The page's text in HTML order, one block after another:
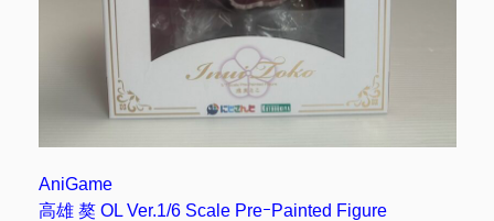
AniGame
高雄 獒 OL Ver.1/6 Scale PreｰPainted Figure